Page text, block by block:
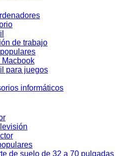
de trabajo
Macbook
para juegos
informáticos
de suelo de 32 a 70 pulgadas